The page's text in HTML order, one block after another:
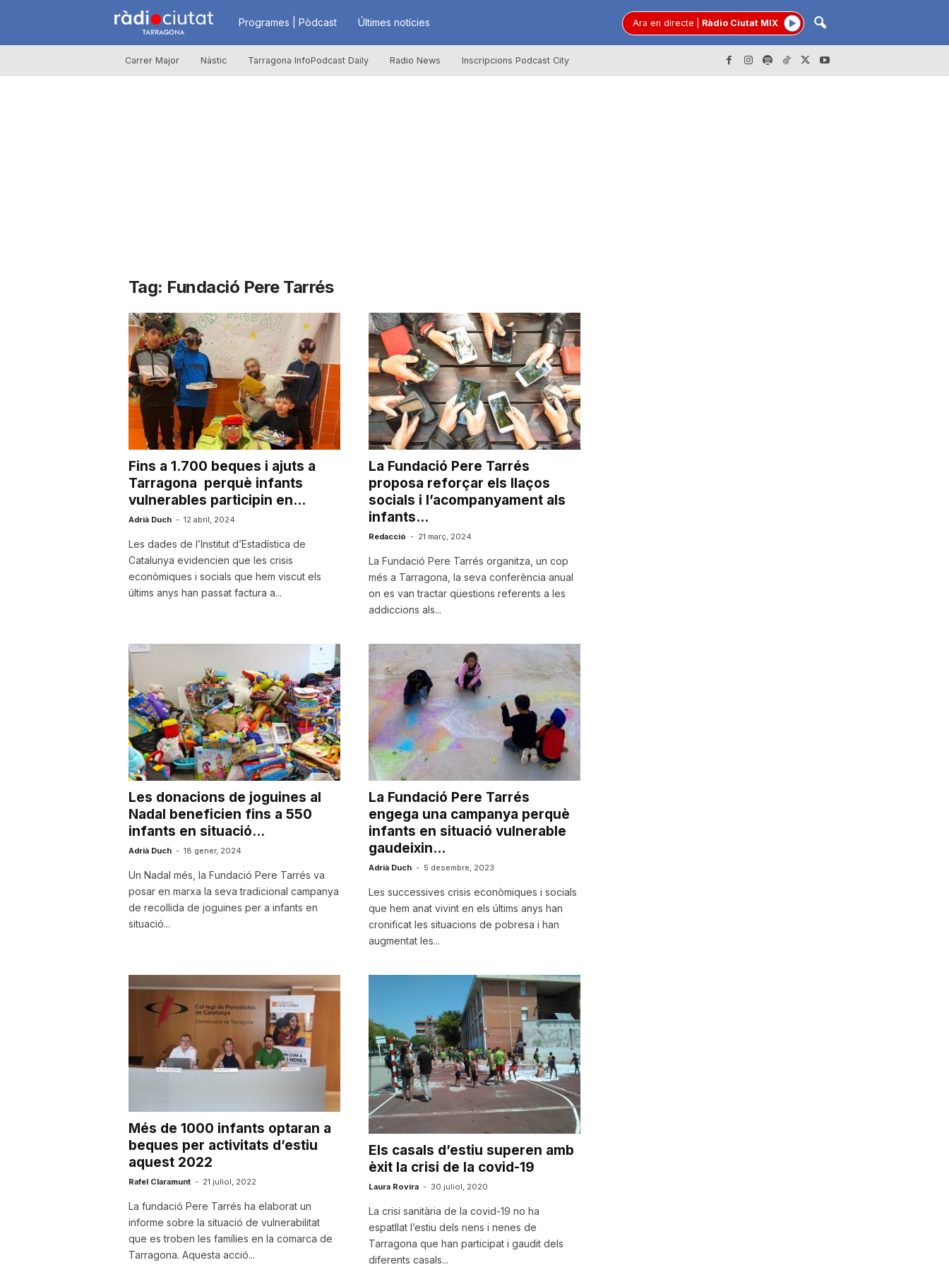
R
à
i
t
a
t
d
e
r
r
g
o
Programes | Pòdcast Últimes notícies Ara en directe Ràdio Ciutat MIX
Carrer Major Nàstic Tarragona InfoPodcast Daily Radio News Inscripcions Podcast City
Tag: Fundació Pere Tarrés
Fins a 1.700 beques i ajuts a
Tarragona perquè infants
vulnerables participin en...
Adrià Duch - 12 abril, 2024
Les dades de l’Institut d’Estadística de
Catalunya evidencien que les crisis
econòmiques i socials que hem viscut els
últims anys han passat factura a...
La Fundació Pere Tarrés
proposa reforçar els llaços
socials i l’acompanyament als
infants...
Redacció - 21 març, 2024
La Fundació Pere Tarrés organitza, un cop
més a Tarragona, la seva conferència anual
on es van tractar qüestions referents a les
addiccions als...
Les donacions de joguines al
Nadal beneficien fins a 550
infants en situació...
Adrià Duch - 18 gener, 2024
Un Nadal més, la Fundació Pere Tarrés va
posar en marxa la seva tradicional campanya
de recollida de joguines per a infants en
situació...
La Fundació Pere Tarrés
engega una campanya perquè
infants en situació vulnerable
gaudeixin...
Adrià Duch - 5 desembre, 2023
Les successives crisis econòmiques i socials
que hem anat vivint en els últims anys han
cronificat les situacions de pobresa i han
augmentat les...
Més de 1000 infants optaran a
beques per activitats d’estiu
aquest 2022
Rafel Claramunt - 21 juliol, 2022
La fundació Pere Tarrés ha elaborat un
informe sobre la situació de vulnerabilitat
que es troben les famílies en la comarca de
Tarragona. Aquesta acció...
Els casals d’estiu superen amb
èxit la crisi de la covid-19
Laura Rovira - 30 juliol, 2020
La crisi sanitària de la covid-19 no ha
espatllat l’estiu dels nens i nenes de
Tarragona que han participat i gaudit dels
diferents casals...